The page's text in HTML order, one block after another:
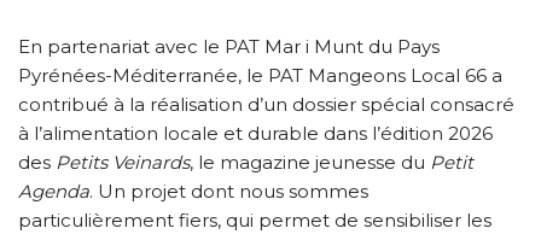
En partenariat avec le PAT Mar i Munt du Pays
Pyrénées-Méditerranée, le PAT Mangeons Local 66 a
contribué à la réalisation d’un dossier spécial consacré
à l’alimentation locale et durable dans l’édition 2026
des Petits Veinards, le magazine jeunesse du Petit
Agenda. Un projet dont nous sommes
particulièrement fiers, qui permet de sensibiliser les